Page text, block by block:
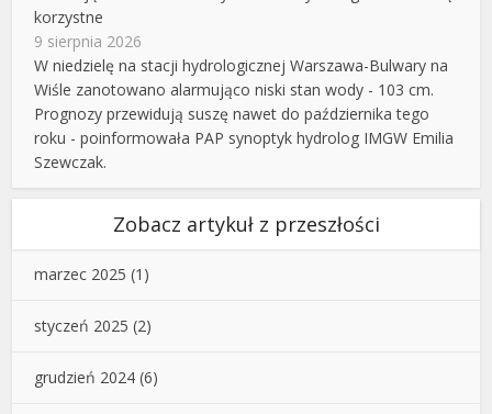
korzystne
9 sierpnia 2026
W niedzielę na stacji hydrologicznej Warszawa-Bulwary na
Wiśle zanotowano alarmująco niski stan wody - 103 cm.
Prognozy przewidują suszę nawet do października tego
roku - poinformowała PAP synoptyk hydrolog IMGW Emilia
Szewczak.
Zobacz artykuł z przeszłości
marzec 2025 (1)
styczeń 2025 (2)
grudzień 2024 (6)